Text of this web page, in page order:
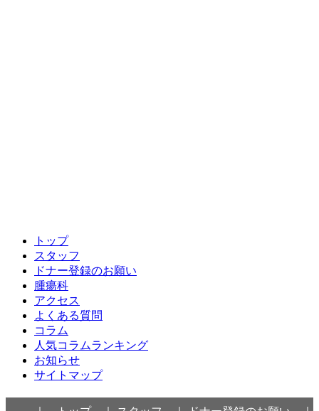
トップ
スタッフ
ドナー登録のお願い
腫瘍科
アクセス
よくある質問
コラム
人気コラムランキング
お知らせ
サイトマップ